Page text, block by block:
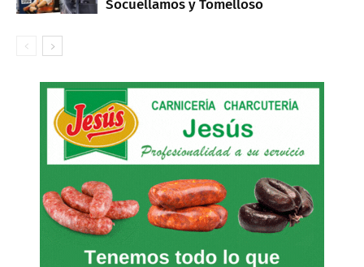
Socuéllamos y Tomelloso